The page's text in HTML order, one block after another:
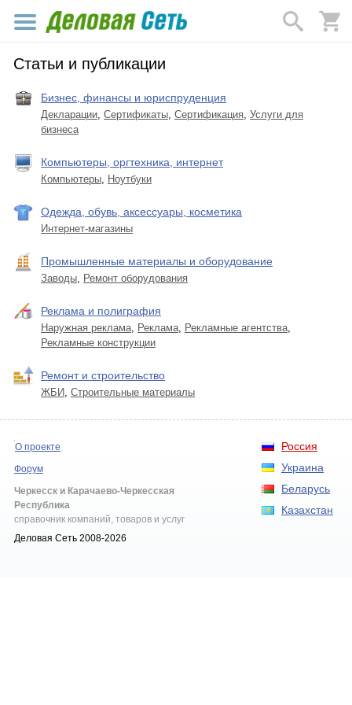
Статьи и публикации
Бизнес, финансы и юриспруденция
Декларации, Сертификаты, Сертификация, Услуги для
бизнеса
Компьютеры, оргтехника, интернет
Компьютеры, Ноутбуки
Одежда, обувь, аксессуары, косметика
Интернет-магазины
Промышленные материалы и оборудование
Заводы, Ремонт оборудования
Реклама и полиграфия
Наружная реклама, Реклама, Рекламные агентства,
Рекламные конструкции
Ремонт и строительство
ЖБИ, Строительные материалы
Россия
Украина
Беларусь
Казахстан
О проекте
Форум
Черкесск и Карачаево-Черкесская
Республика
справочник компаний, товаров и услуг
Деловая Сеть 2008-2026